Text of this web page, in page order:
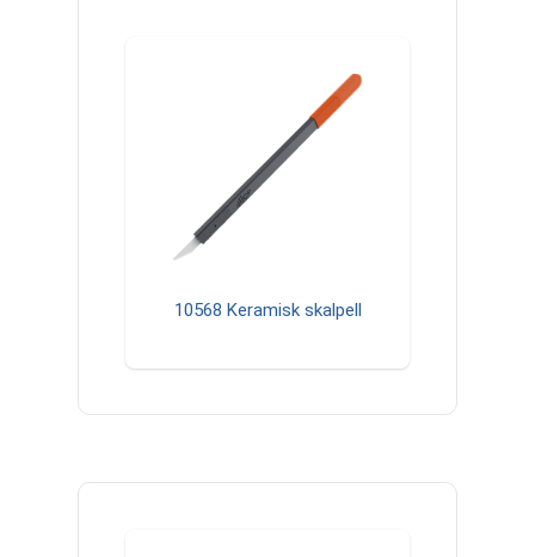
10568 Keramisk skalpell